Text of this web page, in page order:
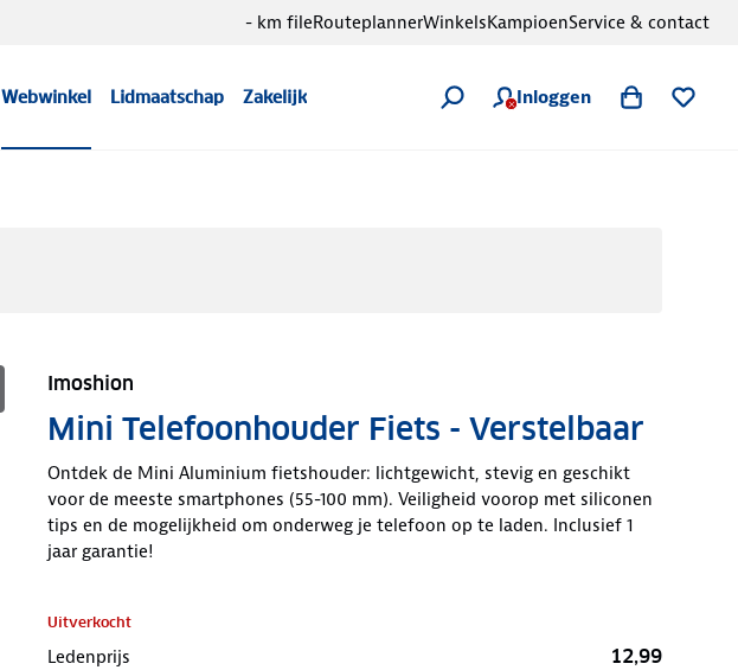
Webwinkel Lidmaatschap Zakelijk Inloggen
- km fileRouteplannerWinkelsKampioenService & contact
Imoshion
Mini Telefoonhouder Fiets - Verstelbaar
Ontdek de Mini Aluminium fietshouder: lichtgewicht, stevig en geschikt
voor de meeste smartphones (55-100 mm). Veiligheid voorop met siliconen
tips en de mogelijkheid om onderweg je telefoon op te laden. Inclusief 1
jaar garantie!
Uitverkocht
Ledenprijs 12,99